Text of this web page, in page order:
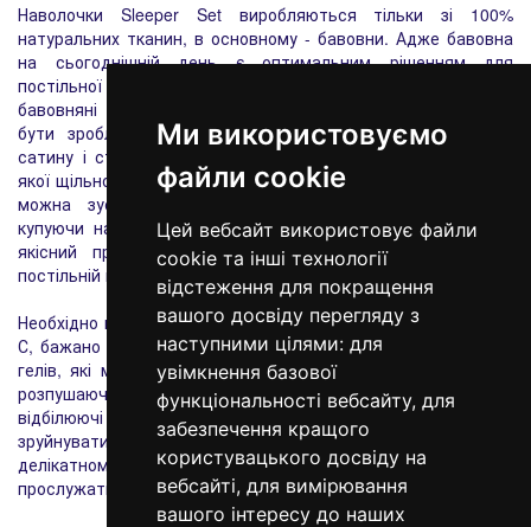
Ми використовуємо
файли cookie
Цей вебсайт використовує файли
cookie та інші технології
відстеження для покращення
вашого досвіду перегляду з
наступними цілями: для
увімкнення базової
функціональності вебсайту, для
забезпечення кращого
користувацького досвіду на
вебсайті, для вимірювання
вашого інтересу до наших
Наволочки Sleeper Set виробляються тільки зі 100%
натуральних тканин, в основному - бавовни. Адже бавовна
на сьогоднішній день є оптимальним рішенням для
постільної білизни. Хочемо звернути Вашу увагу, що
бавовняні наволочки мають різну щільність, вони можуть
бути зроблені з попліну, фланелі, ранфорсу, люксового
сатину і страйп-сатину. І тільки Вам вибирати, наволочки
якої щільності і з якої тканини купити. Адже часто на ринку
можна зустріти наволочки з відходів виробництва, а
купуючи наволочки Sleeper Set, Ви однозначно придбаєте
якісний продукт, який ідеально підійде до будь-якого
постільній набору.
Необхідно прати наволочки окремо від інших речей при t 40
С, бажано з використанням рідкого засобу для прання або
гелів, які м'яко перуть тканину, не руйнуючи волокна і не
розпушаючи їх. Також не слід використовувати при пранні
відбілюючі або агресивні засоби, здатні випрати фарбу або
зруйнувати волокна і сприяти появі катишек. При
делікатному і правильному догляді наволочки Sleeper Set
прослужать Вам дуже довго.